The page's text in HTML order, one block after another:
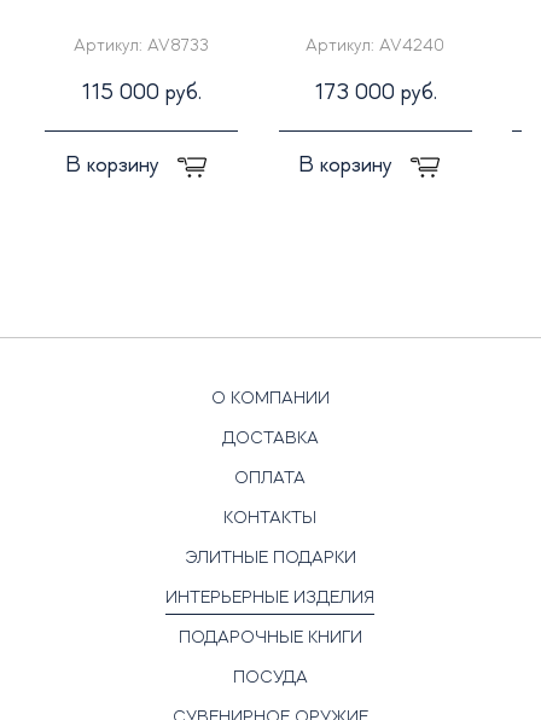
Артикул: AV8733
115 000 руб.
В корзину
Артикул: AV4240
173 000 руб.
В корзину
О КОМПАНИИ
ДОСТАВКА
ОПЛАТА
КОНТАКТЫ
ЭЛИТНЫЕ ПОДАРКИ
ИНТЕРЬЕРНЫЕ ИЗДЕЛИЯ
ПОДАРОЧНЫЕ КНИГИ
ПОСУДА